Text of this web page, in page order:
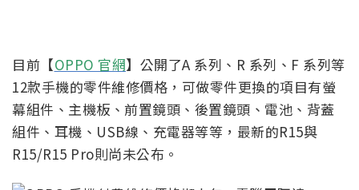
目前【OPPO 官網】公開了A 系列、R 系列、F 系列等
12款手機的零件維修價格，可做零件更換的項目有螢
幕組件、主機板、前置鏡頭、後置鏡頭、電池、背蓋
組件、耳機、USB線、充電器等等，最新的R15與
R15/R15 Pro則尚未公布。